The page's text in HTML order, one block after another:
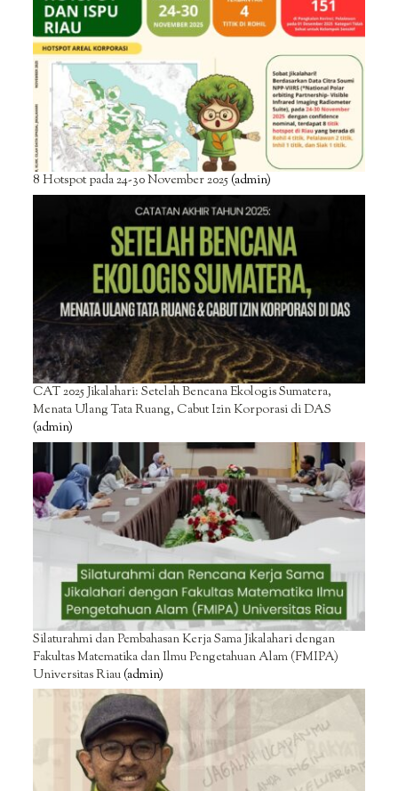
8 Hotspot pada 24-30 November 2025(admin)
CAT 2025 Jikalahari: Setelah Bencana Ekologis Sumatera,
Menata Ulang Tata Ruang, Cabut Izin Korporasi di DAS
(admin)
Silaturahmi dan Pembahasan Kerja Sama Jikalahari dengan
Fakultas Matematika dan Ilmu Pengetahuan Alam (FMIPA)
Universitas Riau(admin)